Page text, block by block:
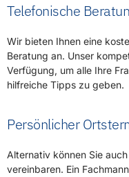
Telefonische
Wir bieten Ihnen eine
Beratung an. Unser
Verfügung, um alle Ihre
hilfreiche Tipps zu geben.
Persönlicher
Alternativ können Sie
vereinbaren. Ein